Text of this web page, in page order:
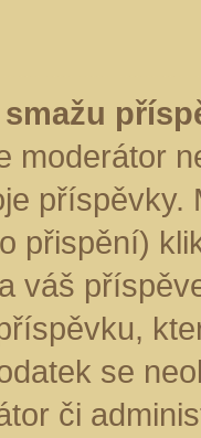
moderátor
přispění)
váš
se
či